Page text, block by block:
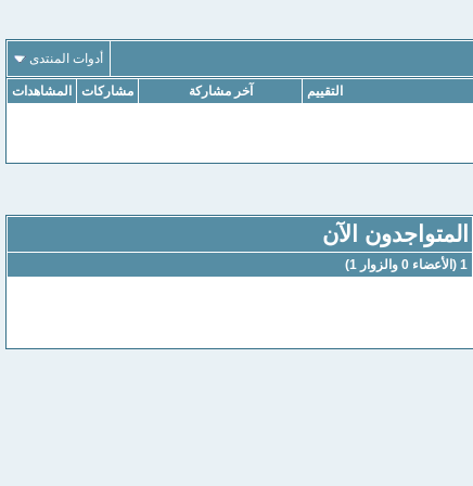
أدوات المنتدى
التقييم آخر مشاركة مشاركات المشاهدات
المتواجدون الآن
1 (الأعضاء 0 والزوار 1)